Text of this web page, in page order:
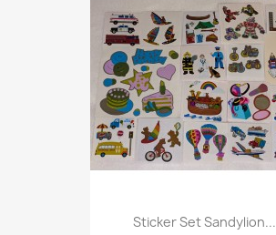
Sticker Set Sandylion...